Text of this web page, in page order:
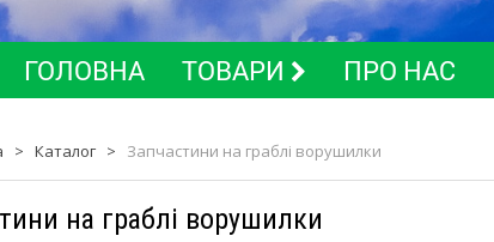
ГОЛОВНА ТОВАРИ ПРО НАС
> Каталог > Запчастини на граблі ворушилки
на граблі ворушилки